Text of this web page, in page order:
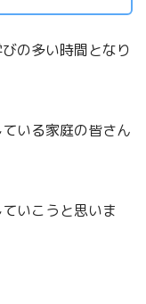
の多い時間となり
いる家庭の皆さん
いこうと思いま